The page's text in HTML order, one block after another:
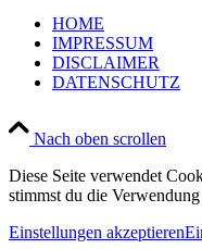
HOME
IMPRESSUM
DISCLAIMER
DATENSCHUTZ
Nach oben scrollen
Diese Seite verwendet
stimmst du die
Einstellungen akzeptieren